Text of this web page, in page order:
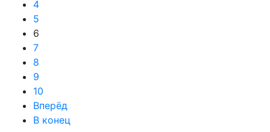
4
5
6
7
8
9
10
Вперёд
В конец